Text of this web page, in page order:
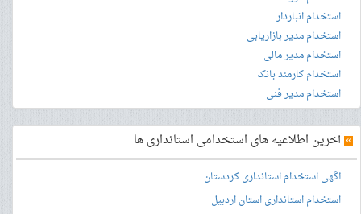
استخدام انباردار
استخدام مدیر بازاریابی
استخدام مدیر مالی
استخدام کارمند بانک
استخدام مدیر فنی
»آخرین اطلاعیه های استخدامی استانداری ها
آگهی استخدام استانداری کردستان
استخدام استانداری استان اردبیل